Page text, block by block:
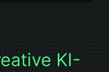
KI-